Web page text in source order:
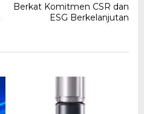
Berkat Komitmen CSR dan
ESG Berkelanjutan